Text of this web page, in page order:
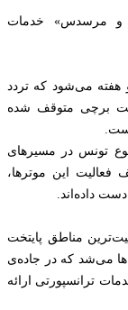
و مرسدس» خدمات
هفته می‌شود که تردد
برچی متوقف شده
روز، حدود هزار و 200 موتر نوع تونس در مسیرهای
این موترها،
داده‌اند.
مناطق پایتخت
می‌شد که در جاده‌ی
ترانسپورتی ارائه